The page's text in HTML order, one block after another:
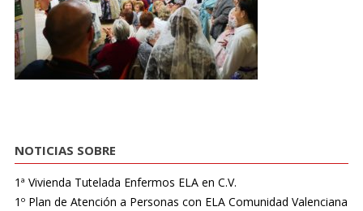
NOTICIAS SOBRE
1ª Vivienda Tutelada Enfermos ELA en C.V.
1º Plan de Atención a Personas con ELA Comunidad Valenciana